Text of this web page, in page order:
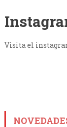
Visita el